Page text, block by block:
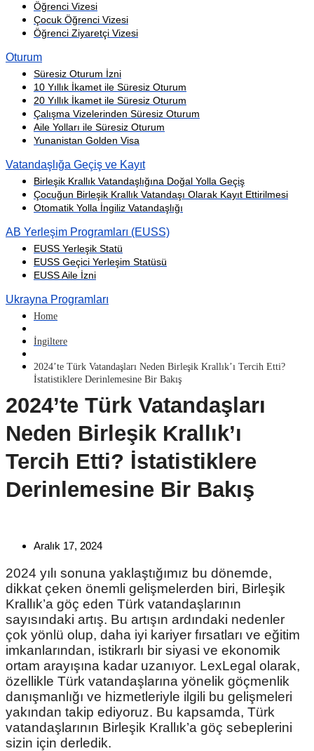
Öğrenci Vizesi
Çocuk Öğrenci Vizesi
Öğrenci Ziyaretçi Vizesi
Oturum
Süresiz Oturum İzni
10 Yıllık İkamet ile Süresiz Oturum
20 Yıllık İkamet ile Süresiz Oturum
Çalışma Vizelerinden Süresiz Oturum
Aile Yolları ile Süresiz Oturum
Yunanistan Golden Visa
Vatandaşlığa Geçiş ve Kayıt
Birleşik Krallık Vatandaşlığına Doğal Yolla Geçiş
Çocuğun Birleşik Krallık Vatandaşı Olarak Kayıt Ettirilmesi
Otomatik Yolla İngiliz Vatandaşlığı
AB Yerleşim Programları (EUSS)
EUSS Yerleşik Statü
EUSS Geçici Yerleşim Statüsü
EUSS Aile İzni
Ukrayna Programları
Home
İngiltere
2024’te Türk Vatandaşları Neden Birleşik Krallık’ı Tercih Etti?
İstatistiklere Derinlemesine Bir Bakış
2024’te Türk Vatandaşları
Neden Birleşik Krallık’ı
Tercih Etti? İstatistiklere
Derinlemesine Bir Bakış
Aralık 17, 2024
2024 yılı sonuna yaklaştığımız bu dönemde,
dikkat çeken önemli gelişmelerden biri, Birleşik
Krallık’a göç eden Türk vatandaşlarının
sayısındaki artış. Bu artışın ardındaki nedenler
çok yönlü olup, daha iyi kariyer fırsatları ve eğitim
imkanlarından, istikrarlı bir siyasi ve ekonomik
ortam arayışına kadar uzanıyor. LexLegal olarak,
özellikle Türk vatandaşlarına yönelik göçmenlik
danışmanlığı ve hizmetleriyle ilgili bu gelişmeleri
yakından takip ediyoruz. Bu kapsamda, Türk
vatandaşlarının Birleşik Krallık’a göç sebeplerini
sizin için derledik.